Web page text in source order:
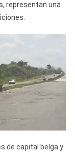
representan una
de capital belga y